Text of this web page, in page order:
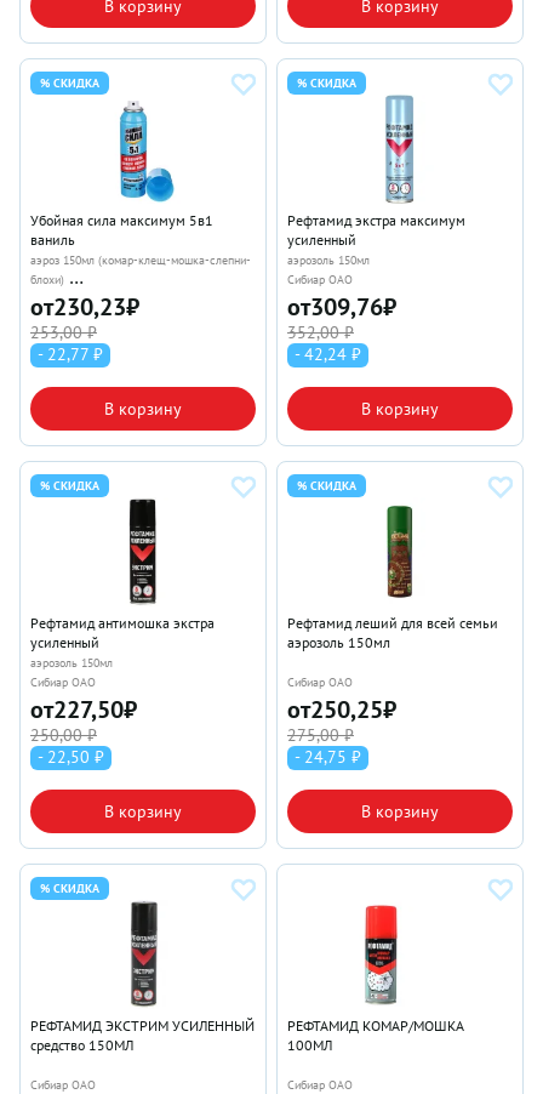
В корзину В корзину
% СКИДКА
Убойная сила максимум 5в1
ваниль
аэроз 150мл (комар-клещ-мошка-слепни-
блохи)
Сибиар ОАО
от230,23₽
253,00 ₽
- 22,77 ₽
В корзину
% СКИДКА
Рефтамид экстра максимум
усиленный
аэрозоль 150мл
Сибиар ОАО
от309,76₽
352,00 ₽
- 42,24 ₽
В корзину
% СКИДКА
Рефтамид антимошка экстра
усиленный
аэрозоль 150мл
Сибиар ОАО
от227,50₽
250,00 ₽
- 22,50 ₽
В корзину
% СКИДКА
Рефтамид леший для всей семьи
аэрозоль 150мл
Сибиар ОАО
от250,25₽
275,00 ₽
- 24,75 ₽
В корзину
% СКИДКА
РЕФТАМИД ЭКСТРИМ УСИЛЕННЫЙ
средство 150МЛ
Сибиар ОАО
РЕФТАМИД КОМАР/МОШКА
100МЛ
Сибиар ОАО